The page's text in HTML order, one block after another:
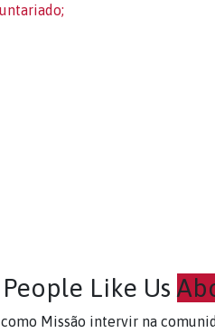
People Like Us
como Missão intervir na